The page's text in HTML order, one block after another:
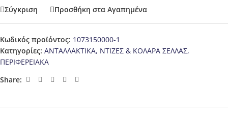
Σύγκριση Προσθήκη στα Αγαπημένα
Κωδικός προϊόντος: 1073150000-1
Κατηγορίες: ΑΝΤΑΛΛΑΚΤΙΚΑ, ΝΤΙΖΕΣ & ΚΟΛΑΡΑ ΣΕΛΛΑΣ,
ΠΕΡΙΦΕΡΕΙΑΚΑ
Share: